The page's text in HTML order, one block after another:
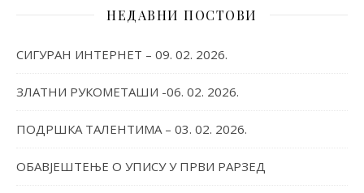
НЕДАВНИ ПОСТОВИ
СИГУРАН ИНТЕРНЕТ – 09. 02. 2026.
ЗЛАТНИ РУКОМЕТАШИ -06. 02. 2026.
ПОДРШКА ТАЛЕНТИМА – 03. 02. 2026.
ОБАВЈЕШТЕЊЕ О УПИСУ У ПРВИ РАРЗЕД